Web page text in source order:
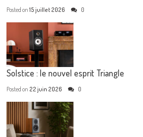
Posted on15 juillet 2026 0
Solstice : le nouvel esprit Triangle
Posted on 22 juin 2026 0